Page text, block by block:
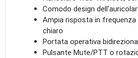
Comodo design
Ampia risposta in frequenza
chiaro
Portata operativa
Pulsante Mute/PTT o